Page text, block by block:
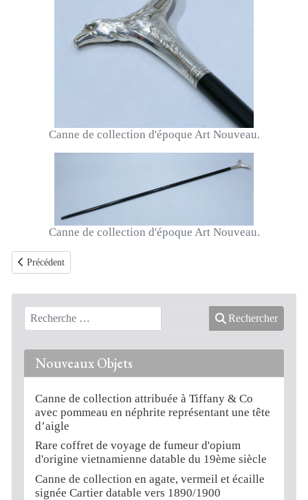
Canne de collection d'époque Art Nouveau.
Canne de collection d'époque Art Nouveau.
Article précédent : Canne de collection avec pommeau en argent sur le
Précédent
Rechercher
Nouveaux Objets
Canne de collection attribuée à Tiffany & Co
avec pommeau en néphrite représentant une tête
d’aigle
Rare coffret de voyage de fumeur d'opium
d'origine vietnamienne datable du 19ème siècle
Canne de collection en agate, vermeil et écaille
signée Cartier datable vers 1890/1900